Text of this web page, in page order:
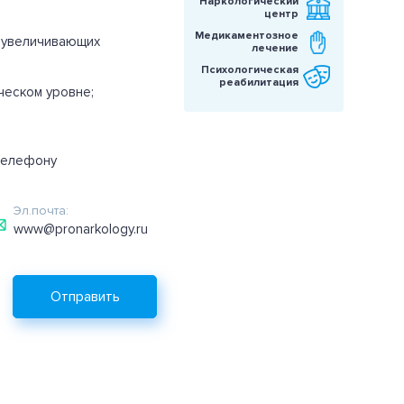
уровне;
Эл.почта:
www@pronarkology.ru
Отправить
центр
Медикаментозное
лечение
Психологическая
реабилитация